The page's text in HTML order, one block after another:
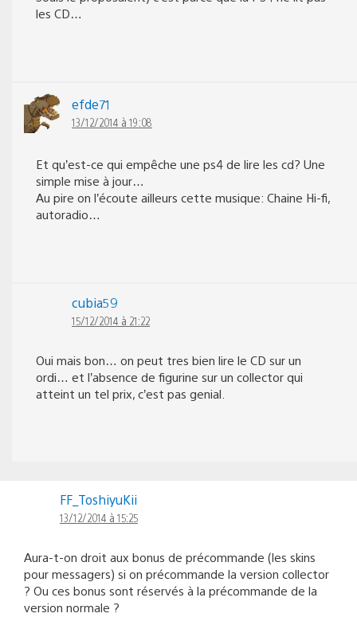
les CD…
efde71
13/12/2014 à 19:08
Et qu’est-ce qui empêche une ps4 de lire les cd? Une
simple mise à jour…
Au pire on l’écoute ailleurs cette musique: Chaine Hi-fi,
autoradio…
cubia59
15/12/2014 à 21:22
Oui mais bon… on peut tres bien lire le CD sur un
ordi… et l’absence de figurine sur un collector qui
atteint un tel prix, c’est pas genial.
FF_ToshiyuKii
13/12/2014 à 15:25
Aura-t-on droit aux bonus de précommande (les skins
pour messagers) si on précommande la version collector
? Ou ces bonus sont réservés à la précommande de la
version normale ?